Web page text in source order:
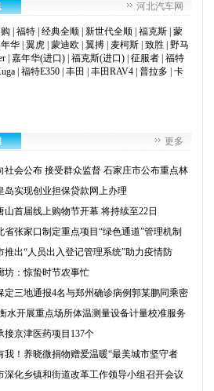
河北汽车网
福特 经典全顺 新世代全顺 福克斯 蒙
华 翼虎 蒙迪欧 翼搏 麦柯斯 致胜 野马
嘉年华(进口) 福克斯(进口) 征服者 福特
福特E350 丰田 丰田RAV4 普拉多
卡
更多
社会公布 接受群众监督 石家庄市公布重点林
岛实现创业担保贷款网上办理
山首届线上购物节开幕 将持续至22日
省张家口制定重点项目“绿色通道”管理机制
推出“人员出入登记管理系统”助力疫情防
坊：惊蛰时节农事忙
定三地通报4名与郑州确诊病例郭某鹏同乘密
水开展重点场所体温测量设备计量校准服务
接京津医药项目137个
我！养晓微捐物赠爱温暖“最美城市坚守者
深化乡镇和街道改革工作领导小组召开会议